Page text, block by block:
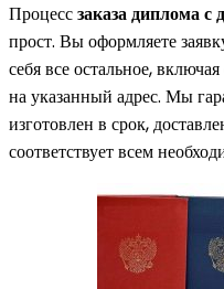
Процессзаказа диплома с
прост. Вы оформляете
себя все остальное,
на указанный адрес. Мы
изготовлен в срок,
соответствует всем